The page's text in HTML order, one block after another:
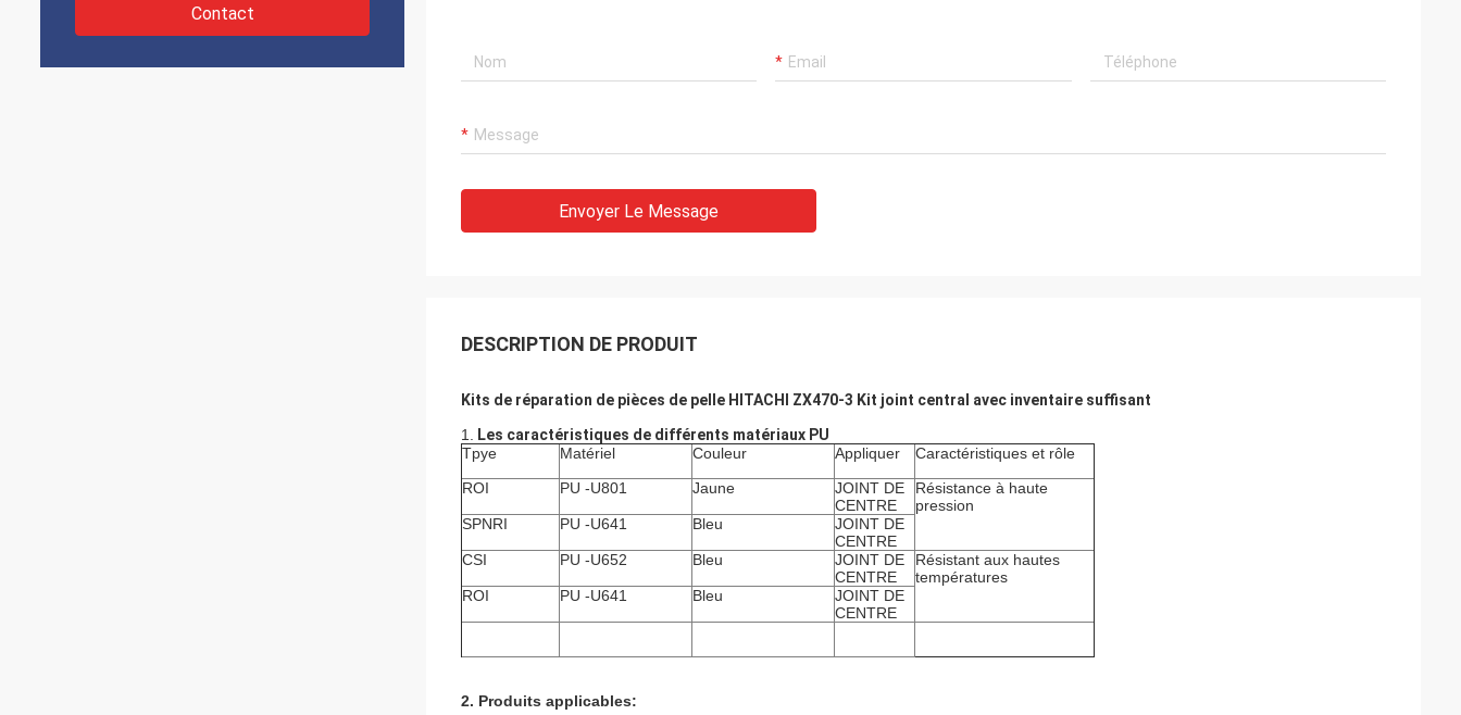
Contact
Envoyer Le Message
DESCRIPTION DE PRODUIT
Kits de réparation de pièces de pelle HITACHI ZX470-3 Kit joint central avec inventaire suffisant
1.
Les caractéristiques de différents matériaux PU
Tpye
Matériel Couleur Appliquer
Caractéristiques et rôle
ROI
PU -U801 Jaune
JOINT DE
CENTRE
Résistance à haute
pression
SPNRI
PU -U641 Bleu
JOINT DE
CENTRE
CSI
PU -U652 Bleu
JOINT DE
CENTRE
Résistant aux hautes
températures
ROI
PU -U641 Bleu
JOINT DE
CENTRE
2. Produits applicables: